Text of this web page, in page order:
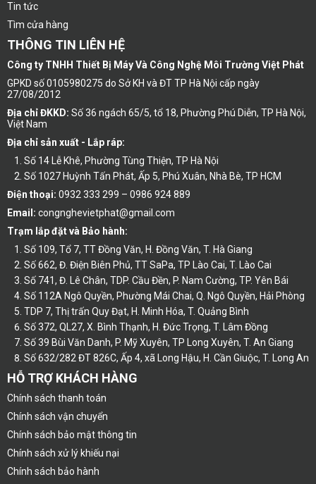
Tin tức
Tìm cửa hàng
THÔNG TIN LIÊN HỆ
Công ty TNHH Thiết Bị Máy Và Công Nghệ Môi Trường Việt Phát
GPKD số 0105980275 do Sở KH và ĐT TP Hà Nội cấp ngày
27/08/2012
Địa chỉ ĐKKD: Số 36 ngách 65/5, tổ 18, Phường Phú Diễn, TP Hà Nội,
Việt Nam
Địa chỉ sản xuất - Lắp ráp:
Số 14 Lễ Khê, Phường Tùng Thiện, TP Hà Nội
Số 1027 Huỳnh Tấn Phát, Ấp 5, Phú Xuân, Nhà Bè, TP HCM
Điện thoại: 0932 333 299 – 0986 924 889
Email: congnghevietphat@gmail.com
Trạm lắp đặt và Bảo hành:
Số 109, Tổ 7, TT Đồng Văn, H. Đồng Văn, T. Hà Giang
Số 662, Đ. Điện Biên Phủ, TT SaPa, TP Lào Cai, T. Lào Cai
Số 741, Đ. Lê Chân, TDP. Cầu Đền, P. Nam Cường, TP. Yên Bái
Số 112A Ngô Quyền, Phường Mái Chai, Q. Ngô Quyền, Hải Phòng
TDP 7, Thị trấn Quy Đạt, H. Minh Hóa, T. Quảng Bình
Số 372, QL27, X. Bình Thạnh, H. Đức Trọng, T. Lâm Đồng
Số 39 Bùi Văn Danh, P. Mỹ Xuyên, TP Long Xuyên, T. An Giang
Số 632/282 ĐT 826C, Ấp 4, xã Long Hậu, H. Cần Giuộc, T. Long An
HỖ TRỢ KHÁCH HÀNG
Chính sách thanh toán
Chính sách vận chuyển
Chính sách bảo mật thông tin
Chính sách xử lý khiếu nại
Chính sách bảo hành